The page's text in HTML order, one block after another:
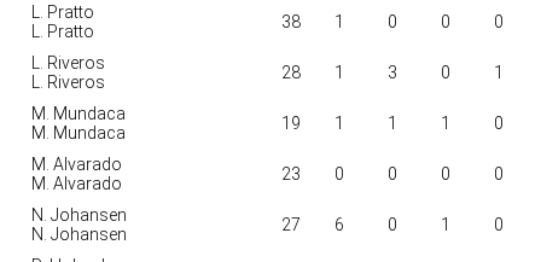
L. Pratto
L. Pratto
38 1 0 0 0
L. Riveros
L. Riveros
28 1 3 0 1
M. Mundaca
M. Mundaca
19 1 1 1 0
M. Alvarado
M. Alvarado
23 0 0 0 0
N. Johansen
N. Johansen
27 6 0 1 0